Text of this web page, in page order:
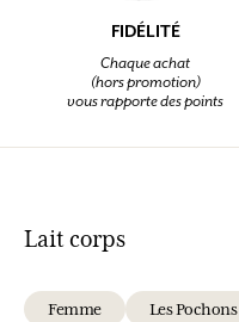
FIDÉLITÉ
Chaque achat
(hors promotion)
vous rapporte des points
Lait corps
Femme Les Pochons